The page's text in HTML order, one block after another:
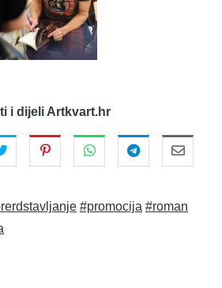
i dijeli Artkvart.hr
#promocija #roman